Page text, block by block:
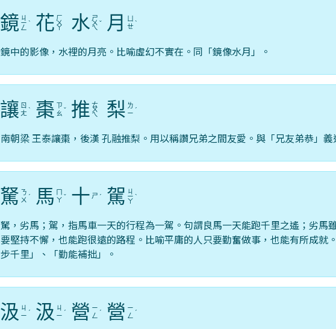
鏡 ㄐ
ㄧ
ㄥ
ˋ 花 ㄏ
ㄨ
ㄚ 水 ㄕ
ㄨ
ㄟ
ˇ 月
ㄝˋ
鏡中的影像，水裡的月亮。比喻虛幻不實在。同「鏡像水月」。
讓 ㄖ
ㄤ ˋ 棗 ㄗ
ㄠ ˇ 推 ㄊ
ㄨ
ㄟ 梨 ㄌ
ㄧ ˊ
南朝梁 王泰讓棗，後漢 孔融推梨。用以稱讚兄弟之間友愛。與「兄友弟恭」義
駑 ㄋ
ㄨ ˊ 馬 ㄇ
ㄚ ˇ 十 ㄕ ˊ 駕 ㄐ
ㄧ
ㄚ
ˋ
駑，劣馬；駕，指馬車一天的行程為一駕。句謂良馬一天能跑千里之遙；劣馬
要堅持不懈，也能跑很遠的路程。比喻平庸的人只要勤奮做事，也能有所成就
步千里」、「勤能補拙」。
汲 ㄐ
ㄧ ˊ 汲 ㄐ
ㄧ ˊ 營 ㄧ
ㄥ ˊ 營 ㄧ
ㄥ ˊ